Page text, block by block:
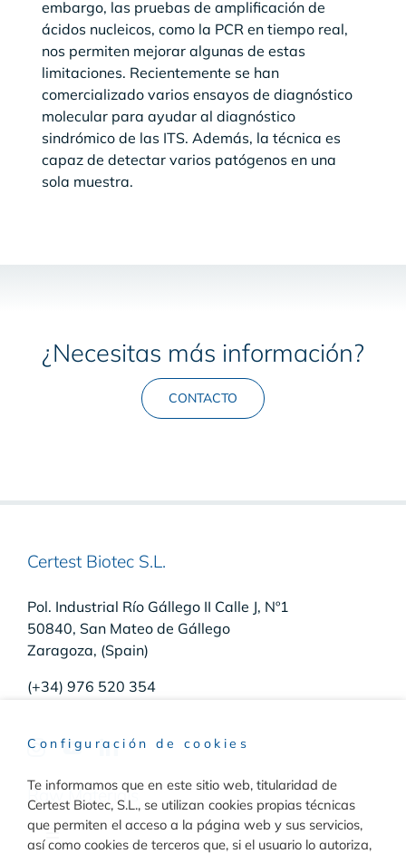
embargo, las pruebas de amplificación de
ácidos nucleicos, como la PCR en tiempo real,
nos permiten mejorar algunas de estas
limitaciones. Recientemente se han
comercializado varios ensayos de diagnóstico
molecular para ayudar al diagnóstico
sindrómico de las ITS. Además, la técnica es
capaz de detectar varios patógenos en una
sola muestra.
¿Necesitas más información?
CONTACTO
Certest Biotec S.L.
Pol. Industrial Río Gállego II Calle J, Nº1
50840, San Mateo de Gállego
Zaragoza, (Spain)
(+34) 976 520 354
Raw Materials
Toggle
Configuración de cookies
Te informamos que en este sitio web, titularidad de
Certest Biotec, S.L., se utilizan cookies propias técnicas
que permiten el acceso a la página web y sus servicios,
así como cookies de terceros que, si el usuario lo autoriza,